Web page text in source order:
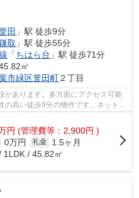
田 」駅 徒歩9分
取 」駅 徒歩55分
「ちはら台 」駅 徒歩71分
㎡
市緑区誉田町２丁目
があります。多方面にアクセス可能
の高い徒歩9分の物件です。ネット回
...
円 (管理費等：2,900円 )
0万円 礼金
1.5ヶ月
1LDK / 45.82㎡